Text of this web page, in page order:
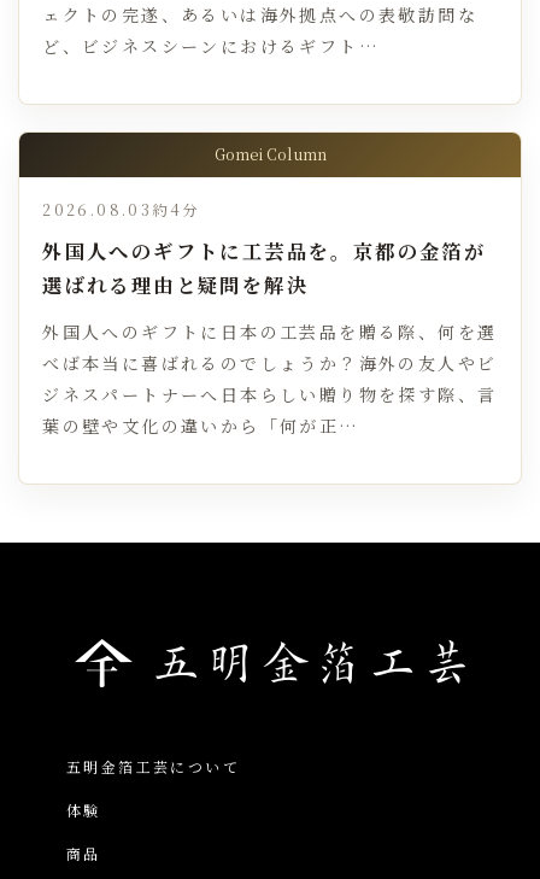
ェクトの完遂、あるいは海外拠点への表敬訪問な
ど、ビジネスシーンにおけるギフト…
Gomei Column
2026.08.03 約4分
外国人へのギフトに工芸品を。京都の金箔が
選ばれる理由と疑問を解決
外国人へのギフトに日本の工芸品を贈る際、何を選
べば本当に喜ばれるのでしょうか？海外の友人やビ
ジネスパートナーへ日本らしい贈り物を探す際、言
葉の壁や文化の違いから「何が正…
五明金箔工芸について
体験
商品